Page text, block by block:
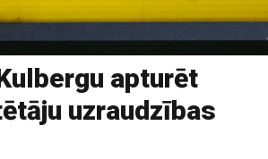
apturēt
uzraudzības